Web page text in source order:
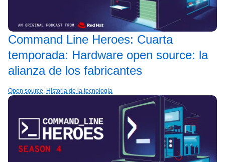
Command Line Heroes: Cuarta
temporada: Hardware open source: la
alianza de los fabricantes
Open source Historia de la tecnología